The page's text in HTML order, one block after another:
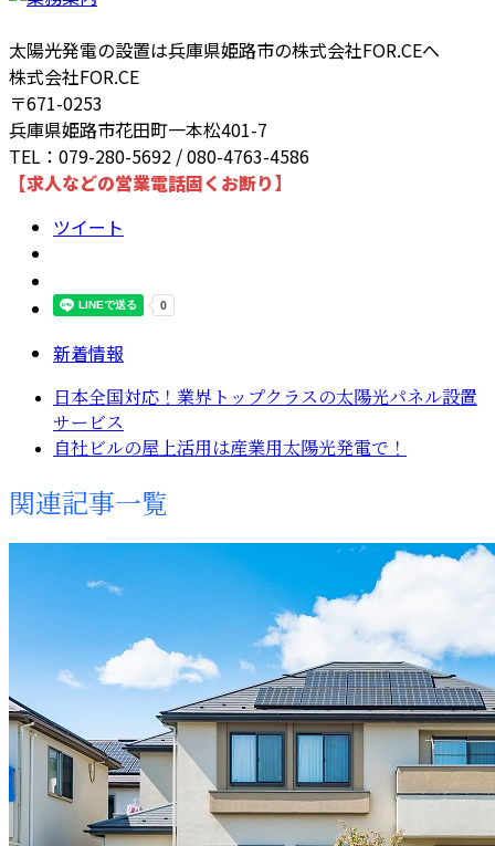
太陽光発電の設置は兵庫県姫路市の株式会社FOR.CEへ
株式会社FOR.CE
〒671-0253
兵庫県姫路市花田町一本松401-7
TEL：079-280-5692 / 080-4763-4586
【求人などの営業電話固くお断り】
ツイート
新着情報
日本全国対応！業界トップクラスの太陽光パネル設置
サービス
自社ビルの屋上活用は産業用太陽光発電で！
関連記事一覧